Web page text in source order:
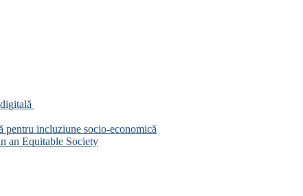
pentru incluziune socio-economică
an Equitable Society